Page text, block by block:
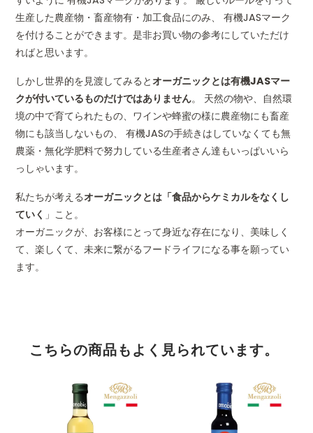
生産した農産物・畜産物有・加工食品にのみ、 有機JASマーク
を付けることができます。是非お買い物の参考にしていただけ
ればと思います。
しかし世界的を見渡してみるとオーガニックとは有機JASマー
クが付いているものだけではありません。 天然の物や、自然環
境の中で育てられたもの、ワインや蜂蜜の様に農産物にも畜産
物にも該当しないもの、 有機JASの手続きはしていなくても無
農薬・無化学肥料で努力している生産者さん達もいっぱいいら
っしゃいます。
私たちが考えるオーガニックとは「食品からケミカルをなくし
ていく 」こと。
オーガニックが、お客様にとって身近な存在になり、美味しく
て、楽しくて、未来に繋がるフードライフになる事を願ってい
ます。
こちらの商品もよく見られています。